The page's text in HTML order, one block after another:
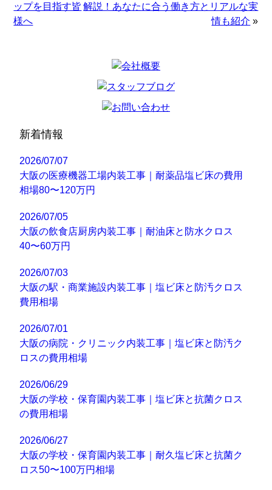
ップを目指す皆
様へ
解説！あなたに合う働き方とリアルな実
情も紹介 »
新着情報
2026/07/07
大阪の医療機器工場内装工事｜耐薬品塩ビ床の費用
相場80〜120万円
2026/07/05
大阪の飲食店厨房内装工事｜耐油床と防水クロス
40〜60万円
2026/07/03
大阪の駅・商業施設内装工事｜塩ビ床と防汚クロス
費用相場
2026/07/01
大阪の病院・クリニック内装工事｜塩ビ床と防汚ク
ロスの費用相場
2026/06/29
大阪の学校・保育園内装工事｜塩ビ床と抗菌クロス
の費用相場
2026/06/27
大阪の学校・保育園内装工事｜耐久塩ビ床と抗菌ク
ロス50〜100万円相場